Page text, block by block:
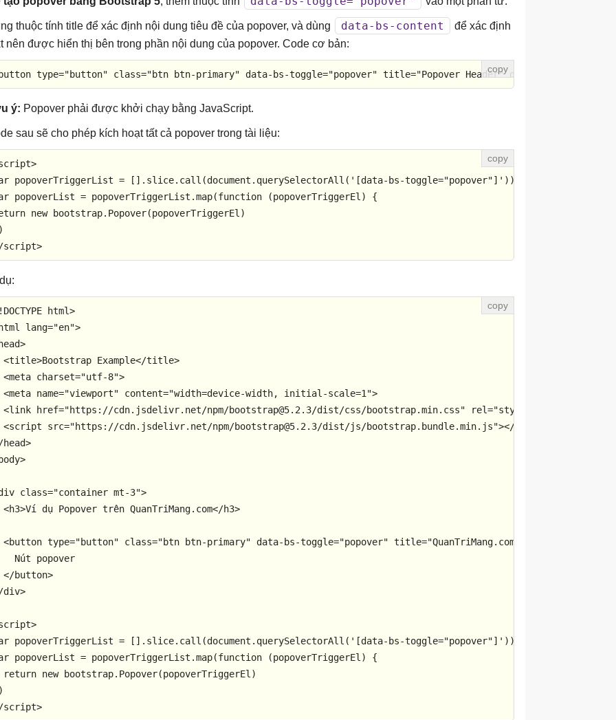
thuộc tính title để xác định nội dung tiêu đề của popover, và dùng data-bs-content
để xác định
nên được hiển thị bên trong phần nội dung của popover. Code cơ bản:
button type="button" class="btn btn-primary" data-bs-toggle="popover" title="Popover Header" data-bs-content
ý: Popover phải được khởi chạy bằng JavaScript.
sau sẽ cho phép kích hoạt tất cả popover trong tài liệu:
>
popoverTriggerList = []. slice. call (document . querySelectorAll ( '[data-bs-toggle="popover"]'
popoverList = popoverTriggerList.map(function (popoverTriggerEl
new bootstrap. Popover(popoverTriggerEl)
script>
html>
html lang="en">
head>
<title>Bootstrap Example</title>
<meta charset="utf-8">
<meta name="viewport" content="width=device-width, initial-scale=1">
<link href="https://cdn.jsdelivr.net/npm/bootstrap@5.2.3/dist/css/bootstrap.min.css" rel="stylesheet"
<script src="https://cdn.jsdelivr.net/npm/bootstrap@5.2.3/dist/js/bootstrap.bundle.min.js"></
head>
body>
class="container mt-3">
<h3>Ví dụ Popover trên QuanTriMang.com</h3>
<button type="button" class="btn btn-primary" data-bs-toggle="popover" title="QuanTriMang.com"
Nút popover
</button>
div>
>
popoverTriggerList = []. slice. call (document . querySelectorAll ( '[data-bs-toggle="popover"]'
popoverList = popoverTriggerList.map(function (popoverTriggerEl ) {
return new bootstrap. Popover(popoverTriggerEl)
script>